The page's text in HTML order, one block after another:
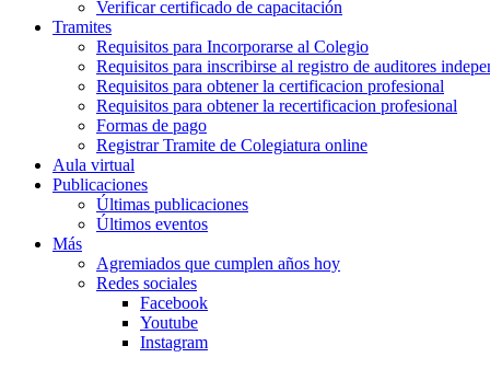
Verificar certificado de capacitación
Tramites
Requisitos para Incorporarse al Colegio
Requisitos para inscribirse al registro de auditores
Requisitos para obtener la certificacion profesional
Requisitos para obtener la recertificacion profesional
Formas de pago
Registrar Tramite de Colegiatura online
Aula virtual
Publicaciones
Últimas publicaciones
Últimos eventos
Más
Agremiados que cumplen años hoy
Redes sociales
Facebook
Youtube
Instagram